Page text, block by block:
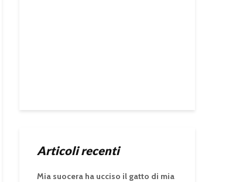
Articoli recenti
Mia suocera ha ucciso il gatto di mia